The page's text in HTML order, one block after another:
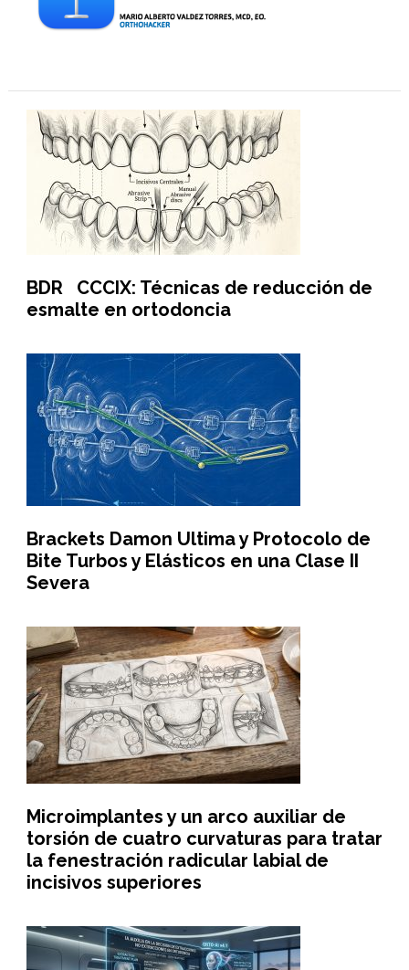
BDR CCCIX: Técnicas de reducción de
esmalte en ortodoncia
Brackets Damon Ultima y Protocolo de
Bite Turbos y Elásticos en una Clase II
Severa
Microimplantes y un arco auxiliar de
torsión de cuatro curvaturas para tratar
la fenestración radicular labial de
incisivos superiores